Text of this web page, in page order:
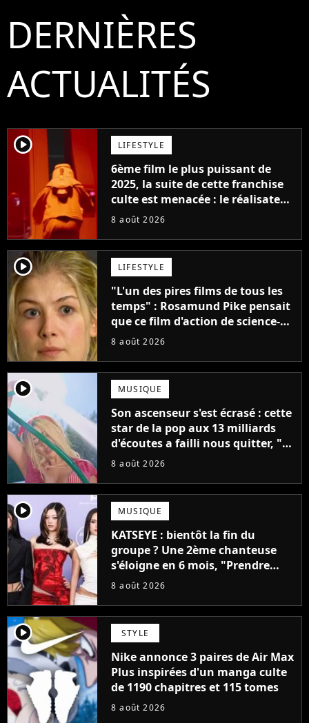
DERNIÈRES
ACTUALITÉS
player2 LIFESTYLE
6ème film le plus puissant de
2025, la suite de cette franchise
culte est menacée : le réalisateur
claque la porte pour "différends
8 août 2026
player2 LIFESTYLE
"L'un des pires films de tous les
temps" : Rosamund Pike pensait
que ce film d'action de science-
fiction avec Dwayne Johnson
8 août 2026
player2 MUSIQUE
Son ascenseur s'est écrasé : cette
star de la pop aux 13 milliards
d'écoutes a failli nous quitter, "Je
pensais ne plus jamais chanter"
8 août 2026
player2 MUSIQUE
KATSEYE : bientôt la fin du
groupe ? Une 2ème chanteuse
s'éloigne en 6 mois, "Prendre
cette décision n’a pas été facile"
8 août 2026
player2 STYLE
Nike annonce 3 paires de Air Max
Plus inspirées d'un manga culte
de 1190 chapitres et 115 tomes
8 août 2026